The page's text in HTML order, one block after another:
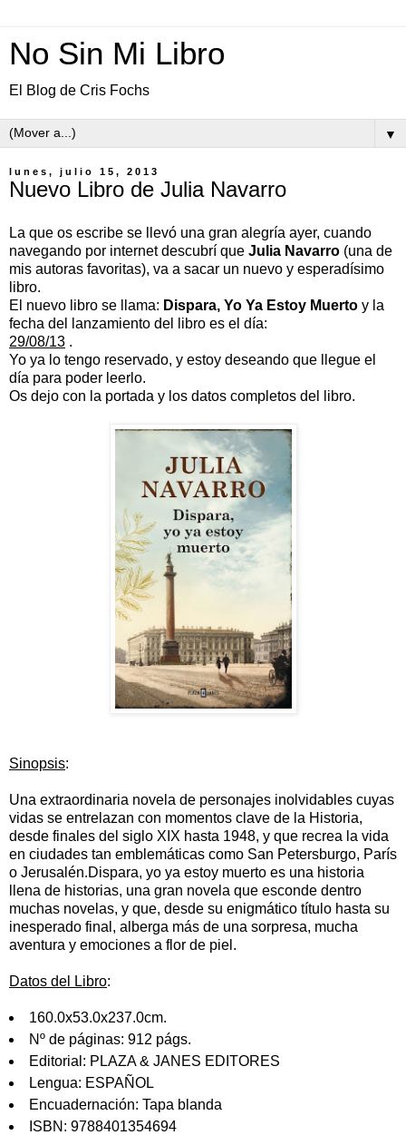
No Sin Mi Libro
El Blog de Cris Fochs
▼
lunes, julio 15, 2013
Nuevo Libro de Julia Navarro
La que os escribe se llevó una gran alegría ayer, cuando
navegando por internet descubrí que Julia Navarro (una de
mis autoras favoritas), va a sacar un nuevo y esperadísimo
libro.
El nuevo libro se llama: Dispara, Yo Ya Estoy Muerto y la
fecha del lanzamiento del libro es el día:
29/08/13 .
Yo ya lo tengo reservado, y estoy deseando que llegue el
día para poder leerlo.
Os dejo con la portada y los datos completos del libro.
Sinopsis:
Una extraordinaria novela de personajes inolvidables cuyas
vidas se entrelazan con momentos clave de la Historia,
desde finales del siglo XIX hasta 1948, y que recrea la vida
en ciudades tan emblemáticas como San Petersburgo, París
o Jerusalén.Dispara, yo ya estoy muerto es una historia
llena de historias, una gran novela que esconde dentro
muchas novelas, y que, desde su enigmático título hasta su
inesperado final, alberga más de una sorpresa, mucha
aventura y emociones a flor de piel.
Datos del Libro:
160.0x53.0x237.0cm.
Nº de páginas: 912 págs.
Editorial: PLAZA & JANES EDITORES
Lengua: ESPAÑOL
Encuadernación: Tapa blanda
ISBN: 9788401354694